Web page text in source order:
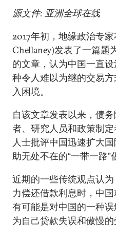
源文件: 亚洲全球在线
2017年初，地缘政治专
Chellaney)发表了一篇题
的文章，认为中国一直
种令人难以为继的交易
入困境。
自该文章发表以来，债
者、研究人员和政策制
人士批评中国迅速扩大
助无处不在的“一带一路”
近期的一些传统观点认
力偿还借款利息时，中
有可能是对中国的一种
为自己贷款失误和傲慢